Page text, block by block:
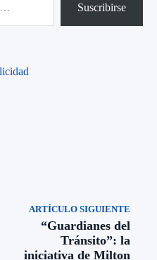
Suscribirse
ARTÍCULO SIGUIENTE
“Guardianes del
Tránsito”: la
iniciativa de Milton